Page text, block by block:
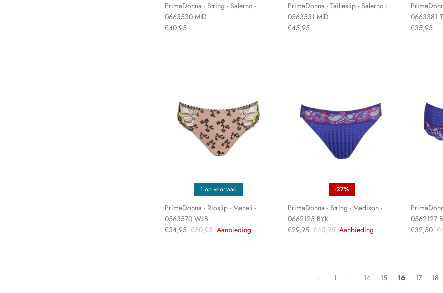
PrimaDonna - String - Salerno -
0663530 MID
€40,95
PrimaDonna - Tailleslip - Salerno -
0563531 MID
€45,95
0663381
€35,95
1 op voorraad
PrimaDonna - Rioslip - Manali -
0563570 WLB
€34,95 €50,95 Aanbieding
-27%
PrimaDonna - String - Madison -
0662125 BYK
€29,95 €40,95 Aanbieding
0562127
€32,50
← 1 … 14 15 16 17 18